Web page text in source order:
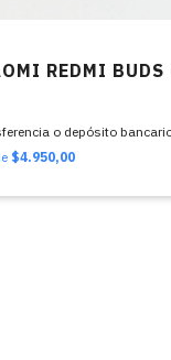
REDMI BUDS
o depósito
$4.950,00